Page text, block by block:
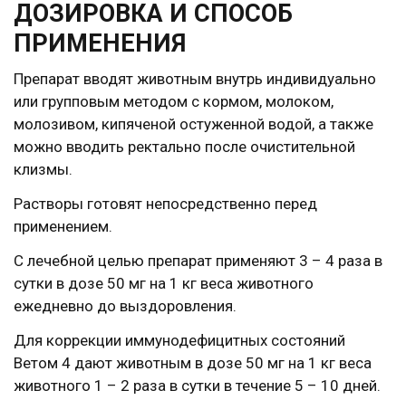
ДОЗИРОВКА И СПОСОБ
ПРИМЕНЕНИЯ
Препарат вводят животным внутрь индивидуально
или групповым методом с кормом, молоком,
молозивом, кипяченой остуженной водой, а также
можно вводить ректально после очистительной
клизмы.
Растворы готовят непосредственно перед
применением.
С лечебной целью препарат применяют 3 – 4 раза в
сутки в дозе 50 мг на 1 кг веса животного
ежедневно до выздоровления.
Для коррекции иммунодефицитных состояний
Ветом 4 дают животным в дозе 50 мг на 1 кг веса
животного 1 – 2 раза в сутки в течение 5 – 10 дней.